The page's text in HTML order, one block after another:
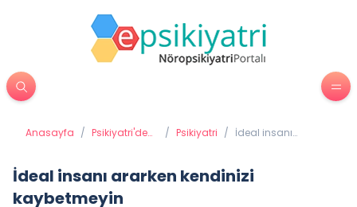
Anasayfa / Psikiyatri'de
/ Psikiyatri / İdeal insanı
İdeal insanı ararken kendinizi
kaybetmeyin